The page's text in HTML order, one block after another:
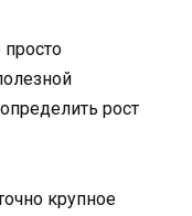
рост
крупное